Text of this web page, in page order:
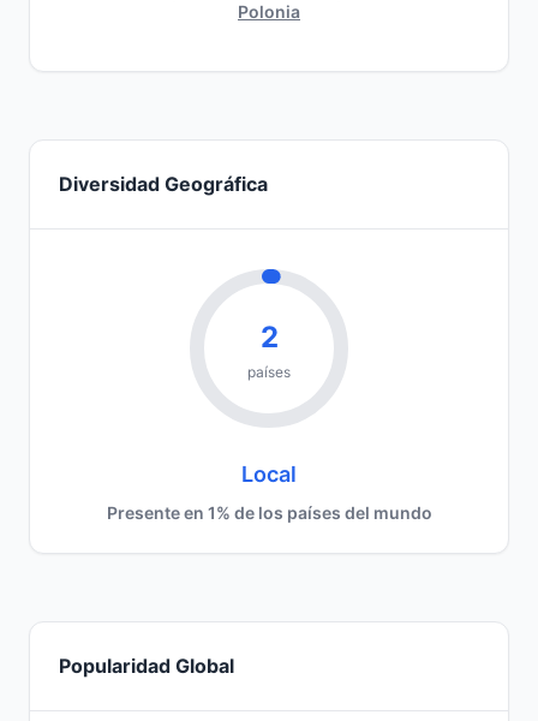
Polonia
Diversidad Geográfica
2
países
Local
Presente en 1% de los países del mundo
Popularidad Global